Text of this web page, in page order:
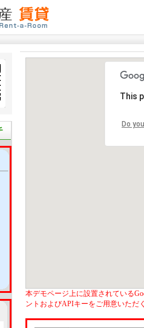
This
Do
本デモページ上に設置されている
ントおよびAPIキーをご用意いただ